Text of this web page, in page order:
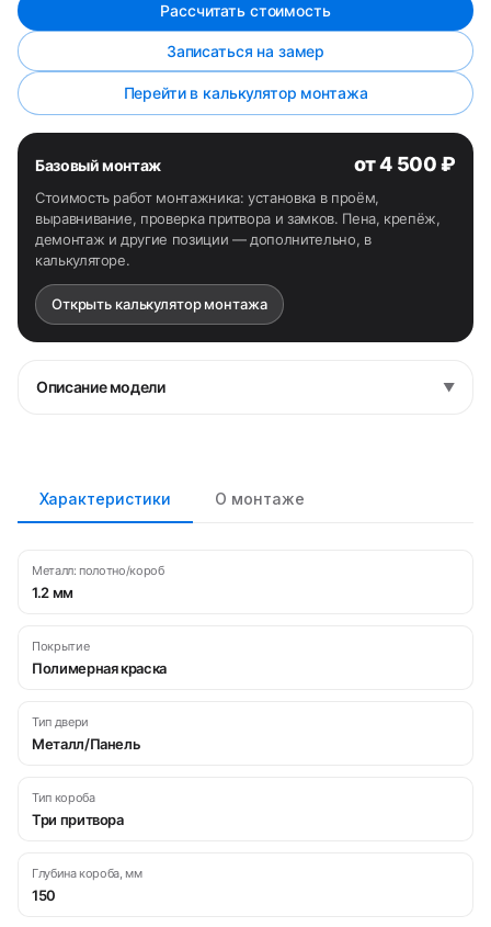
Рассчитать стоимость
Записаться на замер
Перейти в калькулятор монтажа
Базовый монтаж от 4 500 ₽
Стоимость работ монтажника: установка в проём,
выравнивание, проверка притвора и замков. Пена, крепёж,
демонтаж и другие позиции — дополнительно, в
калькуляторе.
Открыть калькулятор монтажа
Описание модели ▼
Характеристики О монтаже
Металл: полотно/короб
1.2 мм
Покрытие
Полимерная краска
Тип двери
Металл/Панель
Тип короба
Три притвора
Глубина короба, мм
150